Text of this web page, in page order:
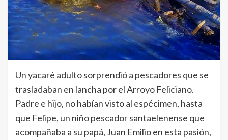
Un yacaré adulto sorprendió a pescadores que se
trasladaban en lancha por el Arroyo Feliciano.
Padre e hijo, no habían visto al espécimen, hasta
que Felipe, un niño pescador santaelenense que
acompañaba a su papá, Juan Emilio en esta pasión,